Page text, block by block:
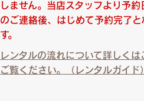
しません。当店スタッフより予約
のご連絡後、はじめて予約完了と
す。
レンタルの流れについて詳しくは
ご覧ください。（レンタルガイド）